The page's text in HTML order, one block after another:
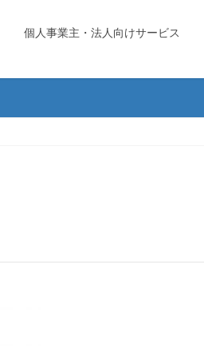
個人事業主・法人向けサービス